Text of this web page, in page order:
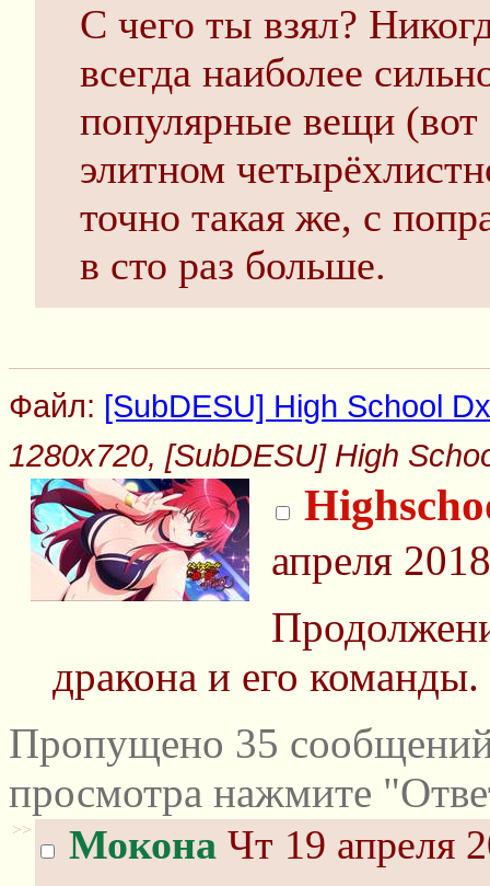
С чего ты взял?
всегда наиболее
популярные вещи
элитном
точно такая же, с
в сто раз больше.
Файл: [SubDESU] High School
1280x720, [SubDESU] High
апреля
дракона и его команды.
Пропущено 35
просмотра нажмите
>> Мокона Чт 19 апреля